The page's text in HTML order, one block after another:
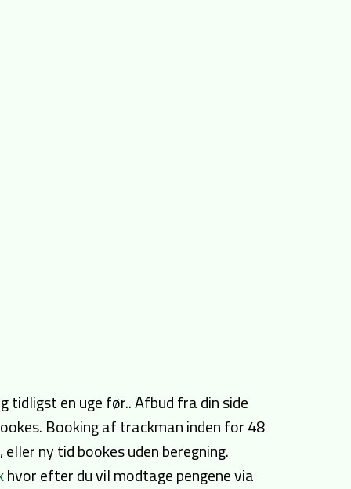
tidligst en uge før.. Afbud fra din side
Booking af trackman inden for 48
ny tid bookes uden beregning.
hvor efter du vil modtage pengene via